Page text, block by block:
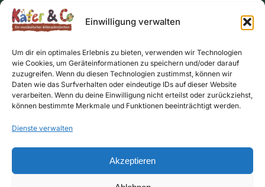
Einwilligung verwalten
Um dir ein optimales Erlebnis zu bieten, verwenden wir Technologien
wie Cookies, um Geräteinformationen zu speichern und/oder darauf
zuzugreifen. Wenn du diesen Technologien zustimmst, können wir
Daten wie das Surfverhalten oder eindeutige IDs auf dieser Website
verarbeiten. Wenn du deine Einwilligung nicht erteilst oder zurückziehst,
können bestimmte Merkmale und Funktionen beeinträchtigt werden.
Dienste verwalten
Akzeptieren
Allgemeine Geschäftsbedingungen